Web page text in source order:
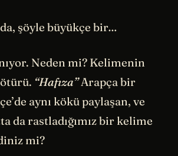
şöyle büyükçe bir…
Neden mi? Kelimenin
“Hafıza”Arapça bir
aynı kökü paylaşan, ve
da rastladığımız bir kelime
mi?